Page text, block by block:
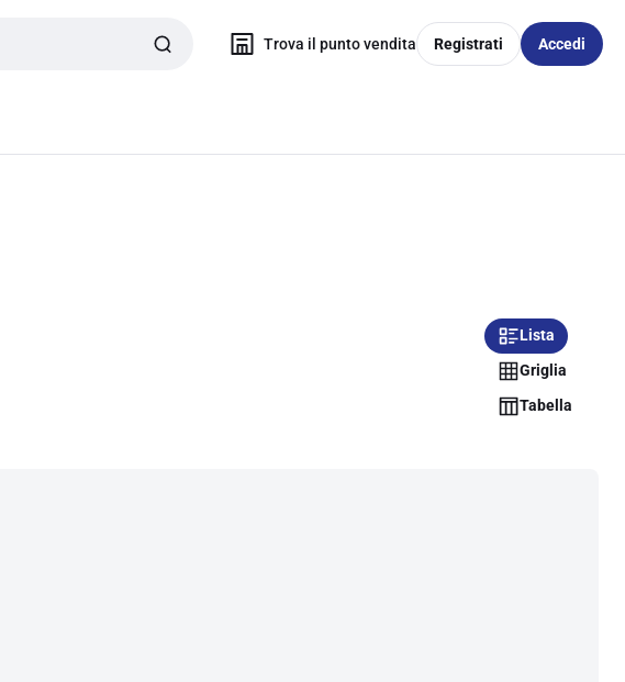
Trova il punto vendita Registrati Accedi
Lista
Griglia
Tabella